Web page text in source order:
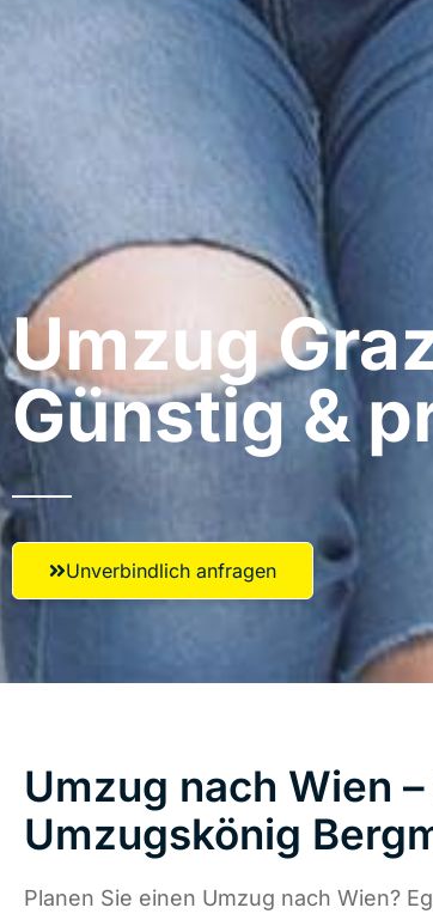
Umzug
Günstig &
Unverbindlich anfragen
Umzug nach Wien
Umzugskönig
Planen Sie einen Umzug nach Wien?